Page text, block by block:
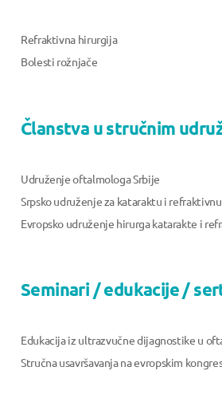
Refraktivna hirurgija
Bolesti rožnjače
Članstva u stručnim
Udruženje oftalmologa Srbije
Srpsko udruženje za kataraktu i refraktivnu
Evropsko udruženje hirurga katarakte i
Seminari / edukacije /
Edukacija iz ultrazvučne dijagnostike u
Stručna usavršavanja na evropskim